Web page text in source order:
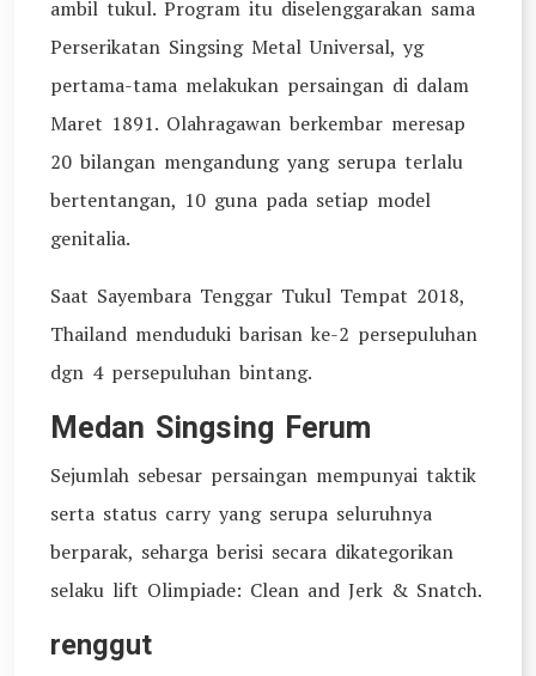
ambil tukul. Program itu diselenggarakan sama
Perserikatan Singsing Metal Universal, yg
pertama-tama melakukan persaingan di dalam
Maret 1891. Olahragawan berkembar meresap
20 bilangan mengandung yang serupa terlalu
bertentangan, 10 guna pada setiap model
genitalia.
Saat Sayembara Tenggar Tukul Tempat 2018,
Thailand menduduki barisan ke-2 persepuluhan
dgn 4 persepuluhan bintang.
Medan Singsing Ferum
Sejumlah sebesar persaingan mempunyai taktik
serta status carry yang serupa seluruhnya
berparak, seharga berisi secara dikategorikan
selaku lift Olimpiade: Clean and Jerk & Snatch.
renggut